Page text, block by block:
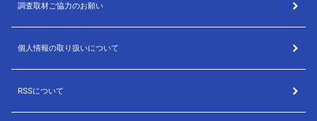
調査取材ご協力のお願い
個人情報の取り扱いについて
RSSについて